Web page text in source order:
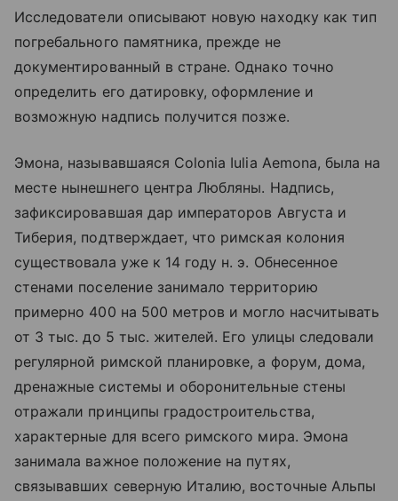
Исследователи описывают новую находку как тип
погребального памятника, прежде не
документированный в стране. Однако точно
определить его датировку, оформление и
возможную надпись получится позже.
Эмона, называвшаяся Colonia Iulia Aemona, была на
месте нынешнего центра Любляны. Надпись,
зафиксировавшая дар императоров Августа и
Тиберия, подтверждает, что римская колония
существовала уже к 14 году н. э. Обнесенное
стенами поселение занимало территорию
примерно 400 на 500 метров и могло насчитывать
от 3 тыс. до 5 тыс. жителей. Его улицы следовали
регулярной римской планировке, а форум, дома,
дренажные системы и оборонительные стены
отражали принципы градостроительства,
характерные для всего римского мира. Эмона
занимала важное положение на путях,
связывавших северную Италию, восточные Альпы